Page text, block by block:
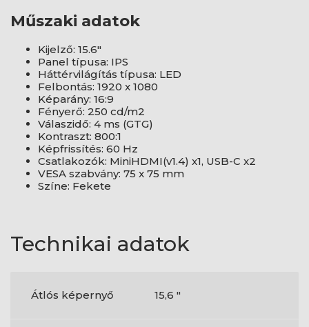
Műszaki adatok
Kijelző: 15.6"
Panel típusa: IPS
Háttérvilágítás típusa: LED
Felbontás: 1920 x 1080
Képarány: 16:9
Fényerő: 250 cd/m2
Válaszidő: 4 ms (GTG)
Kontraszt: 800:1
Képfrissítés: 60 Hz
Csatlakozók: MiniHDMI(v1.4) x1, USB-C x2
VESA szabvány: 75 x 75 mm
Színe: Fekete
Technikai adatok
Átlós képernyő 15,6 "